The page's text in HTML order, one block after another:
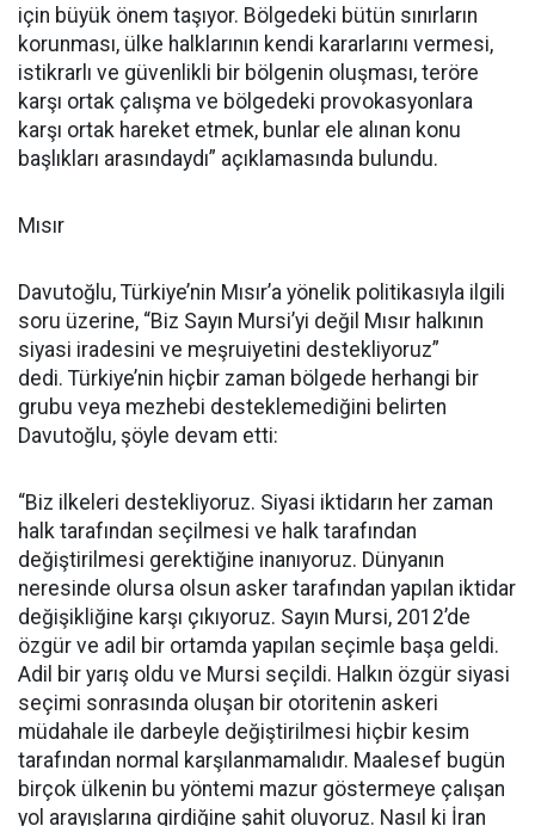
için büyük önem taşıyor. Bölgedeki bütün sınırların
korunması, ülke halklarının kendi kararlarını vermesi,
istikrarlı ve güvenlikli bir bölgenin oluşması, teröre
karşı ortak çalışma ve bölgedeki provokasyonlara
karşı ortak hareket etmek, bunlar ele alınan konu
başlıkları arasındaydı” açıklamasında bulundu.
Mısır
Davutoğlu, Türkiye’nin Mısır’a yönelik politikasıyla ilgili
soru üzerine, “Biz Sayın Mursi’yi değil Mısır halkının
siyasi iradesini ve meşruiyetini destekliyoruz”
dedi. Türkiye’nin hiçbir zaman bölgede herhangi bir
grubu veya mezhebi desteklemediğini belirten
Davutoğlu, şöyle devam etti:
“Biz ilkeleri destekliyoruz. Siyasi iktidarın her zaman
halk tarafından seçilmesi ve halk tarafından
değiştirilmesi gerektiğine inanıyoruz. Dünyanın
neresinde olursa olsun asker tarafından yapılan iktidar
değişikliğine karşı çıkıyoruz. Sayın Mursi, 2012’de
özgür ve adil bir ortamda yapılan seçimle başa geldi.
Adil bir yarış oldu ve Mursi seçildi. Halkın özgür siyasi
seçimi sonrasında oluşan bir otoritenin askeri
müdahale ile darbeyle değiştirilmesi hiçbir kesim
tarafından normal karşılanmamalıdır. Maalesef bugün
birçok ülkenin bu yöntemi mazur göstermeye çalışan
yol arayışlarına girdiğine şahit oluyoruz. Nasıl ki İran